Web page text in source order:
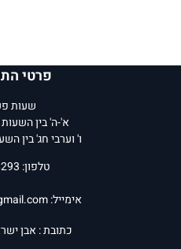
פרטי
שעות
א'-ה' בין השעות 10:00-18:00
ו' וערבי חג' בין השעות
טלפון: 02-6248293
אימייל:
כתובת : אבן ישראל 3